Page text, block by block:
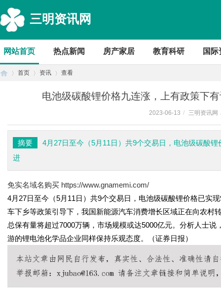
三明资讯网
网站首页 热点新闻 房产家居 教育科研 国际
首页 资讯 查看
电池级碳酸锂价格九连涨，上有政策下
2023-06-13 / 三明资讯网
摘要
4月27日至今（5月11日）共9个交易日，电池级碳酸
进
免实名域名购买 https://www.gnamemi.com/
4月27日至今（5月11日）共9个交易日，电池级碳酸锂价格已实
车下乡等政策引导下，我国新能源汽车消费增长区域正在向农村
总保有量将超过7000万辆，市场规模或达5000亿元。分析人士
游的锂电池化学品企业同样保持乐观态度。（证券日报）